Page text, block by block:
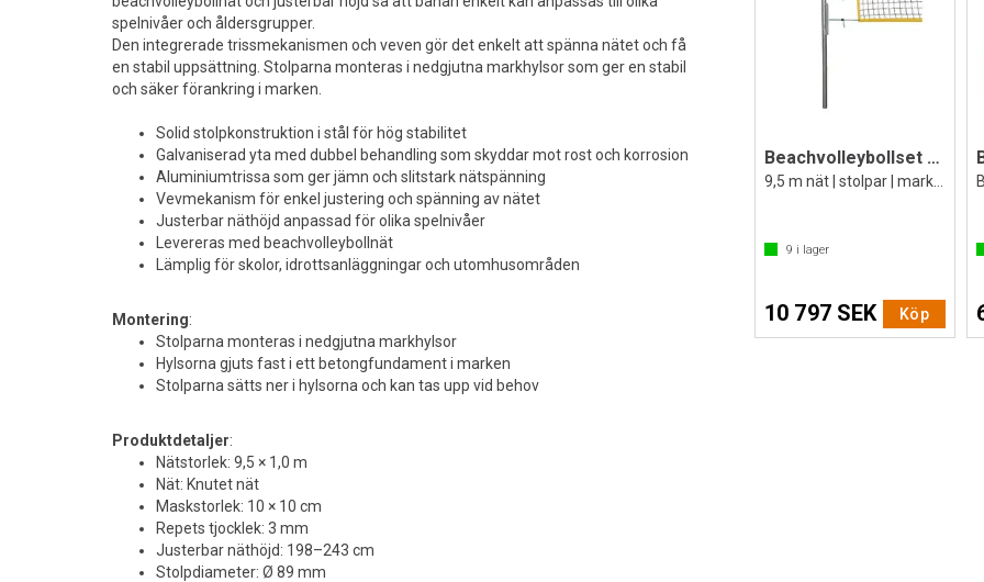
spelnivåer och åldersgrupper.
Den integrerade trissmekanismen och veven gör det enkelt att spänna nätet och få
en stabil uppsättning. Stolparna monteras i nedgjutna markhylsor som ger en stabil
och säker förankring i marken.
Solid stolpkonstruktion i stål för hög stabilitet
Galvaniserad yta med dubbel behandling som skyddar mot rost och korrosion
Aluminiumtrissa som ger jämn och slitstark nätspänning
Vevmekanism för enkel justering och spänning av nätet
Justerbar näthöjd anpassad för olika spelnivåer
Levereras med beachvolleybollnät
Lämplig för skolor, idrottsanläggningar och utomhusområden
Montering:
Stolparna monteras i nedgjutna markhylsor
Hylsorna gjuts fast i ett betongfundament i marken
Stolparna sätts ner i hylsorna och kan tas upp vid behov
Produktdetaljer:
Nätstorlek: 9,5 × 1,0 m
Nät: Knutet nät
Maskstorlek: 10 × 10 cm
Repets tjocklek: 3 mm
Justerbar näthöjd: 198–243 cm
Stolpdiameter: Ø 89 mm
Beachvolleybollset Club II 9,5m
9 i lager
10 797 SEK Köp